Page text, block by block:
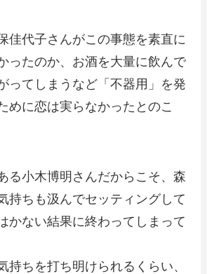
佳代子さんがこの事態を素直に
ったのか、お酒を大量に飲んで
ってしまうなど「不器用」を発
めに恋は実らなかったとのこ
る小木博明さんだからこそ、森
持ちも汲んでセッティングして
かない結果に終わってしまって
持ちを打ち明けられるくらい、